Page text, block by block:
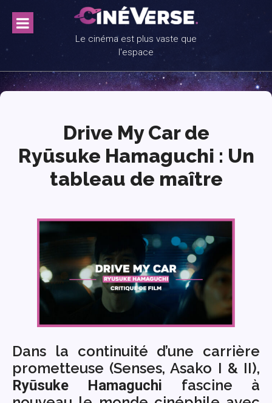
content
Le cinéma est plus vaste que
l'espace
Drive My Car de
Ryūsuke Hamaguchi : Un
tableau de maître
Dans la continuité d’une carrière
prometteuse (Senses, Asako I & II),
Ryūsuke Hamaguchi fascine à